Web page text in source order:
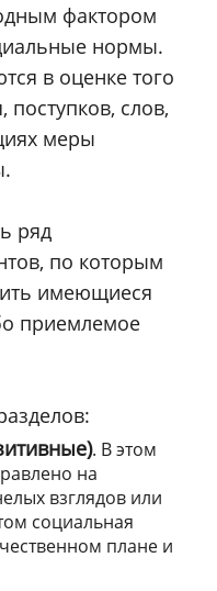
фактором
нормы.
в оценке того
слов,
меры
ряд
по которым
имеющиеся
приемлемое
. В этом
на
взглядов или
социальная
плане и